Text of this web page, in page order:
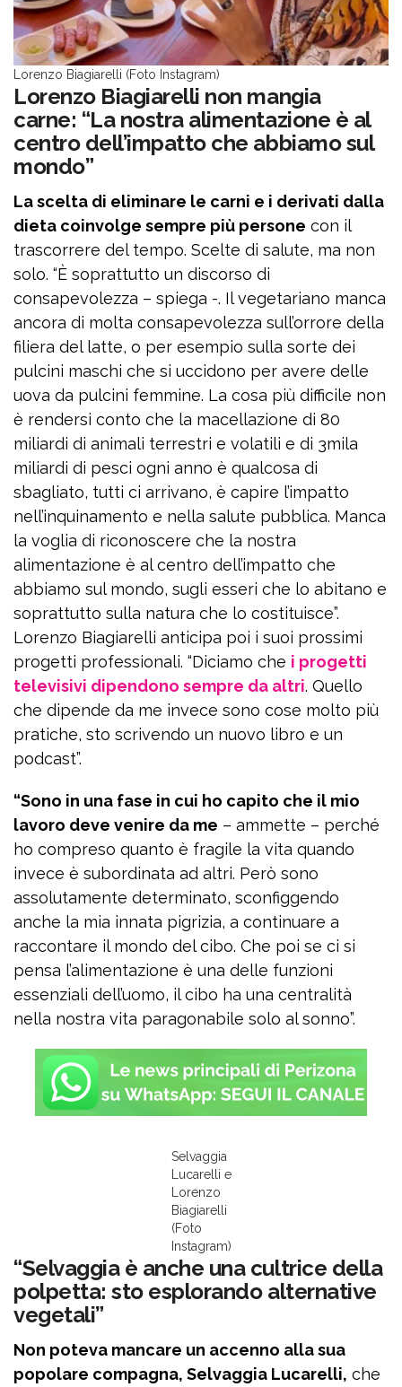
Lorenzo Biagiarelli (Foto Instagram)
Lorenzo Biagiarelli non mangia
carne: “La nostra alimentazione è al
centro dell’impatto che abbiamo sul
mondo”
La scelta di eliminare le carni e i derivati dalla
dieta coinvolge sempre più persone con il
trascorrere del tempo. Scelte di salute, ma non
solo. “È soprattutto un discorso di
consapevolezza – spiega -. Il vegetariano manca
ancora di molta consapevolezza sull’orrore della
filiera del latte, o per esempio sulla sorte dei
pulcini maschi che si uccidono per avere delle
uova da pulcini femmine. La cosa più difficile non
è rendersi conto che la macellazione di 80
miliardi di animali terrestri e volatili e di 3mila
miliardi di pesci ogni anno è qualcosa di
sbagliato, tutti ci arrivano, è capire l’impatto
nell’inquinamento e nella salute pubblica. Manca
la voglia di riconoscere che la nostra
alimentazione è al centro dell’impatto che
abbiamo sul mondo, sugli esseri che lo abitano e
soprattutto sulla natura che lo costituisce”.
Lorenzo Biagiarelli anticipa poi i suoi prossimi
progetti professionali. “Diciamo che i progetti
televisivi dipendono sempre da altri. Quello
che dipende da me invece sono cose molto più
pratiche, sto scrivendo un nuovo libro e un
podcast”.
“Sono in una fase in cui ho capito che il mio
lavoro deve venire da me – ammette – perché
ho compreso quanto è fragile la vita quando
invece è subordinata ad altri. Però sono
assolutamente determinato, sconfiggendo
anche la mia innata pigrizia, a continuare a
raccontare il mondo del cibo. Che poi se ci si
pensa l’alimentazione è una delle funzioni
essenziali dell’uomo, il cibo ha una centralità
nella nostra vita paragonabile solo al sonno”.
Selvaggia
Lucarelli e
Lorenzo
Biagiarelli
(Foto
Instagram)
“Selvaggia è anche una cultrice della
polpetta: sto esplorando alternative
vegetali”
Non poteva mancare un accenno alla sua
popolare compagna, Selvaggia Lucarelli, che